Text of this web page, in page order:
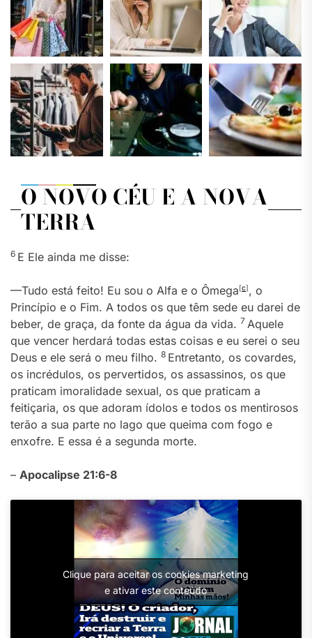
O NOVO CÉU E A NOVA
TERRA
6 E Ele ainda me disse:
—Tudo está feito! Eu sou o Alfa e o Ômega[c], o
Princípio e o Fim. A todos os que têm sede eu darei de
beber, de graça, da fonte da água da vida. 7 Aquele
que vencer herdará todas estas coisas e eu serei o seu
Deus e ele será o meu filho. 8 Entretanto, os covardes,
os incrédulos, os pervertidos, os assassinos, os que
praticam imoralidade sexual, os que praticam a
feitiçaria, os que adoram ídolos e todos os mentirosos
terão a sua parte no lago que queima com fogo e
enxofre. E essa é a segunda morte.
– Apocalipse 21:6-8
Clique para aceitar os cookies marketing
e ativar este conteúdo